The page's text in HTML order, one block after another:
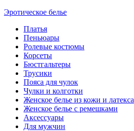
Эротическое белье
Платья
Пеньюары
Ролевые костюмы
Корсеты
Бюстгальтеры
Трусики
Пояса для чулок
Чулки и колготки
Женское белье из кожи и латекса
Женское белье с ремешками
Аксессуары
Для мужчин